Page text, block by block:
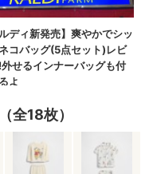
全18枚）